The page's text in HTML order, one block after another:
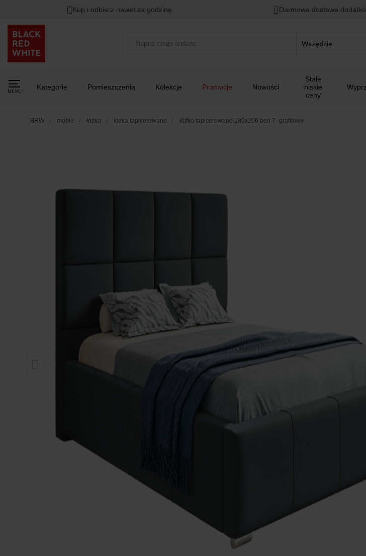
Kup i odbierz nawet za godzinę Darmowa dostawa
Wszędzie
MENU
Kategorie Pomieszczenia Kolekcje Promocje Nowości
Stale
niskie
ceny
BRW meble łóżka łóżka tapicerowane łóżko tapicerowane 180x200 ben 7- grafitowy